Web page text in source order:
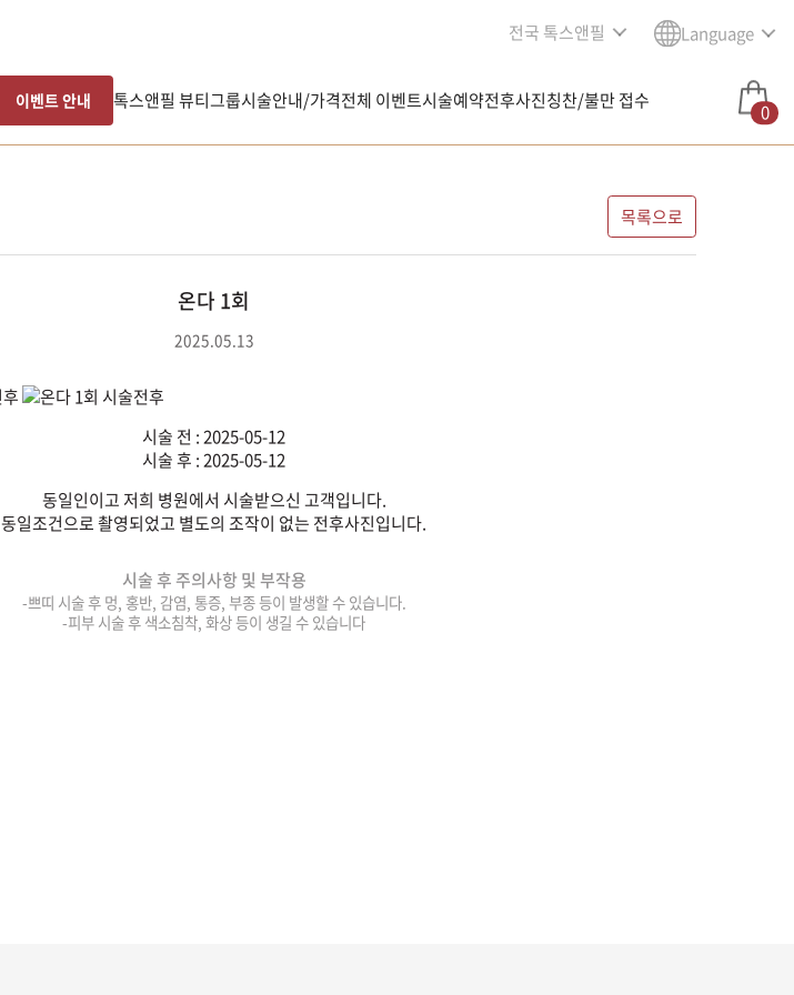
전국 톡스앤필 Language
이벤트 안내 톡스앤필 뷰티그룹시술안내/가격전체 이벤트시술예약전후사진칭찬/불만 접수 0
목록으로
온다 1회
2025.05.13
시술 전 : 2025-05-12
시술 후 : 2025-05-12
동일인이고 저희 병원에서 시술받으신 고객입니다.
동일조건으로 촬영되었고 별도의 조작이 없는 전후사진입니다.
시술 후 주의사항 및 부작용
-쁘띠 시술 후 멍, 홍반, 감염, 통증, 부종 등이 발생할 수 있습니다.
-피부 시술 후 색소침착, 화상 등이 생길 수 있습니다